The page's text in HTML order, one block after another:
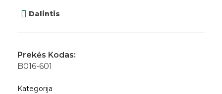
Dalintis
Prekės Kodas:
B016-601
Kategorija